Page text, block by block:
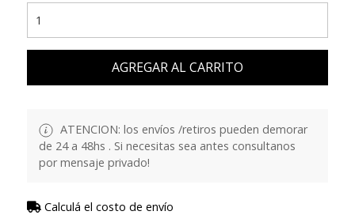
AGREGAR AL CARRITO
ATENCION: los envíos /retiros pueden demorar
de 24 a 48hs . Si necesitas sea antes consultanos
por mensaje privado!
Calculá el costo de envío